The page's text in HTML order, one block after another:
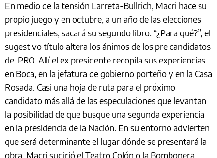
En medio de la tensión Larreta-Bullrich, Macri hace su
propio juego y en octubre, a un año de las elecciones
presidenciales, sacará su segundo libro. “¿Para qué?”, el
sugestivo título altera los ánimos de los pre candidatos
del PRO. Allí el ex presidente recopila sus experiencias
en Boca, en la jefatura de gobierno porteño y en la Casa
Rosada. Casi una hoja de ruta para el próximo
candidato más allá de las especulaciones que levantan
la posibilidad de que busque una segunda experiencia
en la presidencia de la Nación. En su entorno advierten
que será determinante el lugar dónde se presentará la
obra. Macri sugirió el Teatro Colón o la Bombonera.